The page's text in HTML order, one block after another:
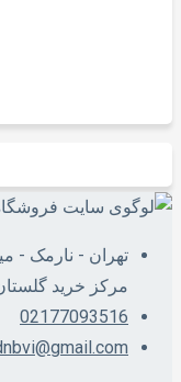
تهران - نارمک -
مرکز خرید
02177093516